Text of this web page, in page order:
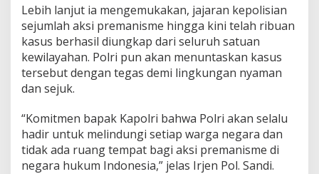
8
Lebih lanjut ia mengemukakan, jajaran kepolisian
sejumlah aksi premanisme hingga kini telah ribuan
kasus berhasil diungkap dari seluruh satuan
kewilayahan. Polri pun akan menuntaskan kasus
tersebut dengan tegas demi lingkungan nyaman
dan sejuk.
“Komitmen bapak Kapolri bahwa Polri akan selalu
hadir untuk melindungi setiap warga negara dan
tidak ada ruang tempat bagi aksi premanisme di
negara hukum Indonesia,” jelas Irjen Pol. Sandi.